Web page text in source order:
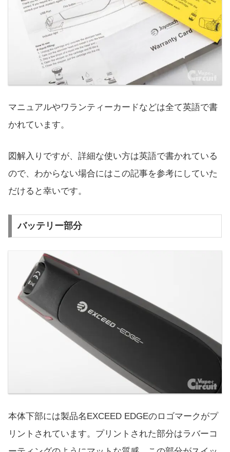
マニュアルやワランティーカードなどは全て英語で書
かれています。
図解入りですが、詳細な使い方は英語で書かれている
ので、わからない場合にはこの記事を参考にしていた
だけると幸いです。
バッテリー部分
本体下部には製品名EXCEED EDGEのロゴマークがプ
リントされています。プリントされた部分はラバーコ